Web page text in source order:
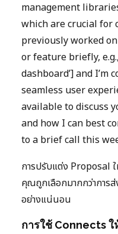
management
which are crucial for
previously worked
or feature briefly,
dashboard’] and I’m
seamless user
available to discuss
and how I can best
to a brief call this
การปรับแต่ง Proposal ใ
คุณถูกเลือกมากกว่าการ
อย่างแน่นอน
การใช้ Connects